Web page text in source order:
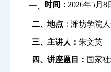
一、 时间：2026年5月8
二、地点：潍坊学院
三、主讲人：朱文英
四、讲座题目： 国家